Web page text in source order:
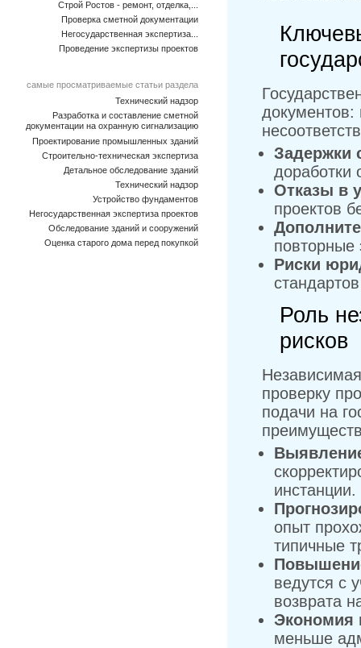
Строй Ростов - ремонт, отделка,...
Проверка сметной документации
Негосударственная экспертиза...
Проведение экспертизы проектов
самые просматриваемые статьи раздела
Технический надзор
Разработка и составление сметной
документации на охранную сигнализацию
Проектирование промышленных зданий
Строительно-техническая экспертиза
Детальное обследование зданий
Технический надзор
Устройство фундаментов
Негосударственная экспертиза проектов
Обследование зданий и сооружений
Оценка старого дома перед покупкой
документов:
Задержки
доработки
Отказы в
проектов
повторные
Риски
Роль
рисков
проверку
подачи на
инстанции.
опыт
типичные
ведутся с
возврата
Экономия
меньше